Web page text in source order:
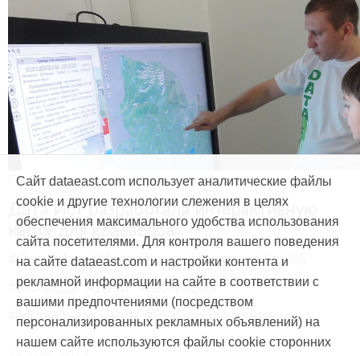
Продукты и услуги
Дата Ист разработала интерактивную
карту для краеведов
#CarryMap #Интерактивная карта #ArcGIS
#Природа #Дети #География
#Мобильная карта #Веб-приложение
Сайт dataeast.com использует аналитические файлы
cookie и другие технологии слежения в целях
обеспечения максимального удобства использования
сайта посетителями. Для контроля вашего поведения
на сайте dataeast.com и настройки контента и
рекламной информации на сайте в соответствии с
вашими предпочтениями (посредством
персонализированных рекламных объявлений) на
нашем сайте используются файлы cookie сторонних